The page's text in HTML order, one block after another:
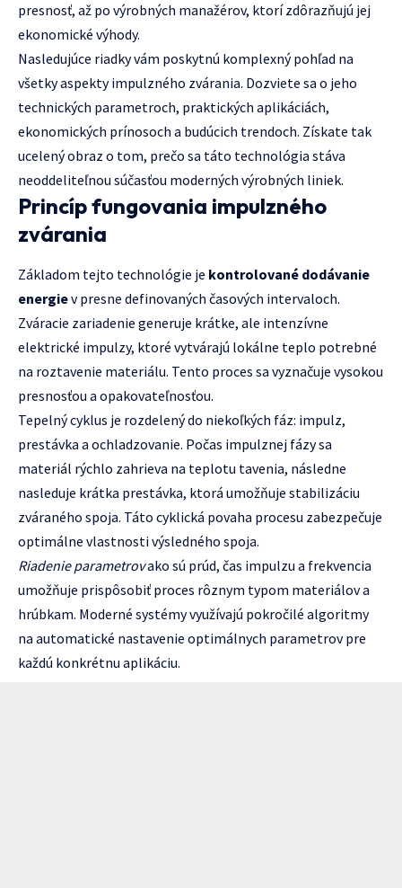
presnosť, až po výrobných manažérov, ktorí zdôrazňujú jej
ekonomické výhody.
Nasledujúce riadky vám poskytnú komplexný pohľad na
všetky aspekty impulzného zvárania. Dozviete sa o jeho
technických parametroch, praktických aplikáciách,
ekonomických prínosoch a budúcich trendoch. Získate tak
ucelený obraz o tom, prečo sa táto technológia stáva
neoddeliteľnou súčasťou moderných výrobných liniek.
Princíp fungovania impulzného
zvárania
Základom tejto technológie je kontrolované dodávanie
energiev presne definovaných časových intervaloch.
Zváracie zariadenie generuje krátke, ale intenzívne
elektrické impulzy, ktoré vytvárajú lokálne teplo potrebné
na roztavenie materiálu. Tento proces sa vyznačuje vysokou
presnosťou a opakovateľnosťou.
Tepelný cyklus je rozdelený do niekoľkých fáz: impulz,
prestávka a ochladzovanie. Počas impulznej fázy sa
materiál rýchlo zahrieva na teplotu tavenia, následne
nasleduje krátka prestávka, ktorá umožňuje stabilizáciu
zváraného spoja. Táto cyklická povaha procesu zabezpečuje
optimálne vlastnosti výsledného spoja.
Riadenie parametrovako sú prúd, čas impulzu a frekvencia
umožňuje prispôsobiť proces rôznym typom materiálov a
hrúbkam. Moderné systémy využívajú pokročilé algoritmy
na automatické nastavenie optimálnych parametrov pre
každú konkrétnu aplikáciu.